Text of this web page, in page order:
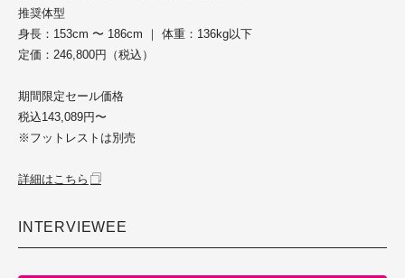
推奨体型
身長：153cm 〜 186cm ｜ 体重：136kg以下
定価：246,800円（税込）
期間限定セール価格
税込143,089円〜
※フットレストは別売
詳細はこちら
INTERVIEWEE